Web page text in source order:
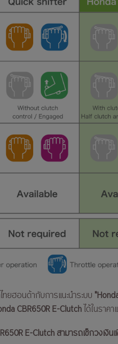
ยฮอนด้ากับการแนะนำระบบ
CBR650R E-Clutchได้ในราค
E-Clutch สามารถเช็กวงเงิ